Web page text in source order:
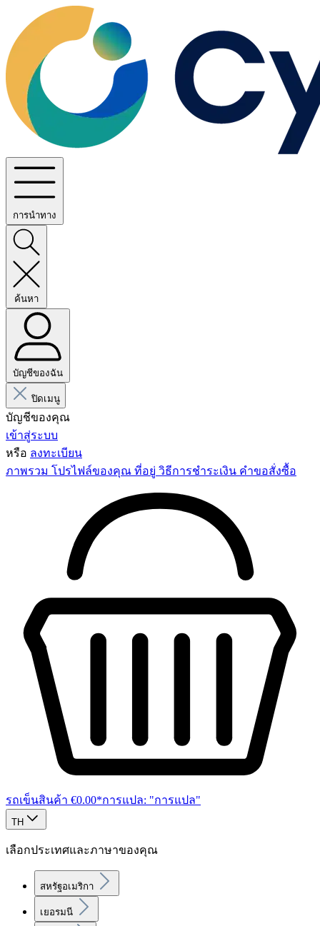
การนำทาง
ค้นหา
บัญชีของฉัน
ปิดเมนู
บัญชีของคุณ
เข้าสู่ระบบ
หรือ ลงทะเบียน
ภาพรวม โปรไฟล์ของคุณ ที่อยู่ วิธีการชำระเงิน คำขอสั่งซื้อ
รถเข็นสินค้า €0.00*การแปล: "การแปล"
TH
เลือกประเทศและภาษาของคุณ
สหรัฐอเมริกา
เยอรมนี